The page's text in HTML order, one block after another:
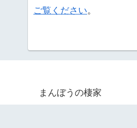
ご覧ください。
まんぼうの棲家